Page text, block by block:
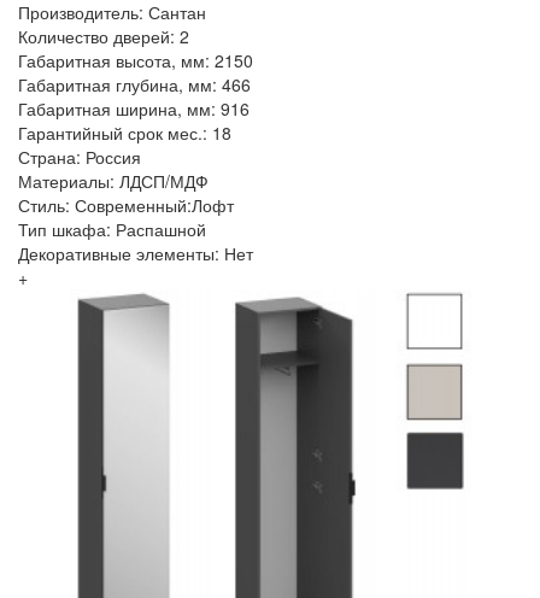
Производитель: Сантан
Количество дверей: 2
Габаритная высота, мм: 2150
Габаритная глубина, мм: 466
Габаритная ширина, мм: 916
Гарантийный срок мес.: 18
Страна: Россия
Материалы: ЛДСП/МДФ
Стиль: Современный:Лофт
Тип шкафа: Распашной
Декоративные элементы: Нет
+